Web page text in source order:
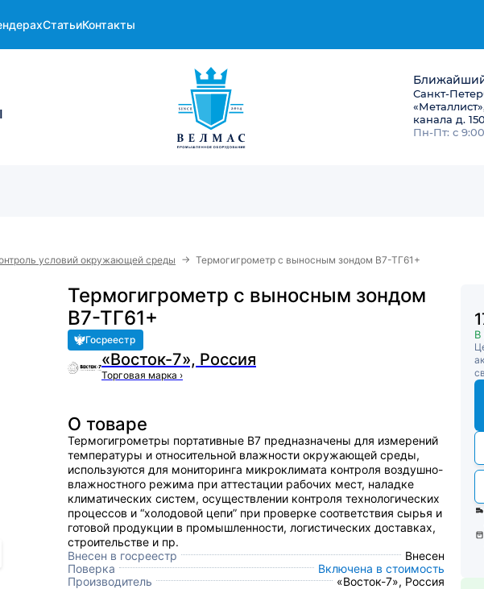
СтатьиКонтакты
Санкт-
канала д.
Пн-Пт: с
условий окружающей среды → Термогигрометр с выносным зондом В7-ТГ61+
Термогигрометр с выносным зондом
В7-ТГ61+
Госреестр
«Восток-7», Россия
Торговая марка ›
О товаре
Термогигрометры портативные В7 предназначены для измерений
температуры и относительной влажности окружающей среды,
используются для мониторинга микроклимата контроля воздушно-
влажностного режима при аттестации рабочих мест, наладке
климатических систем, осуществлении контроля технологических
процессов и “холодовой цепи” при проверке соответствия сырья и
готовой продукции в промышленности, логистических доставках,
строительстве и пр.
Внесен в госреестр
Внесен
Поверка
Включена в стоимость
Производитель
«Восток-7», Россия
В